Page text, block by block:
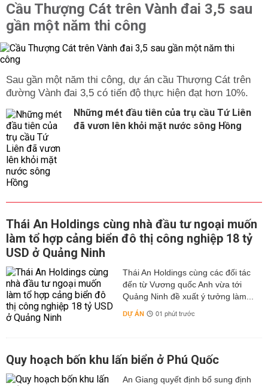
Cầu Thượng Cát trên Vành đai 3,5 sau
gần một năm thi công
Sau gần một năm thi công, dự án cầu Thượng Cát trên
đường Vành đai 3,5 có tiến độ thực hiện đạt hơn 10%.
Những mét đầu tiên của trụ cầu Tứ Liên
đã vươn lên khỏi mặt nước sông Hồng
Thái An Holdings cùng nhà đầu tư ngoại muốn
làm tổ hợp cảng biển đô thị công nghiệp 18 tỷ
USD ở Quảng Ninh
Thái An Holdings cùng các đối tác
đến từ Vương quốc Anh vừa tới
Quảng Ninh đề xuất ý tưởng làm...
DỰ ÁN 01 phút trước
Quy hoạch bốn khu lấn biển ở Phú Quốc
An Giang quyết định bổ sung định